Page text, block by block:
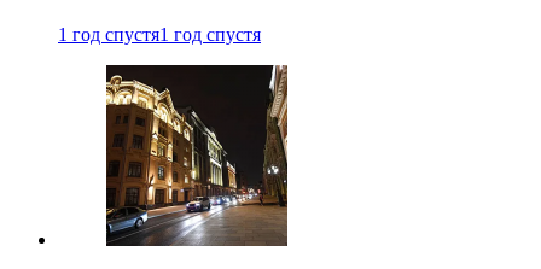
1 год спустя1 год спустя